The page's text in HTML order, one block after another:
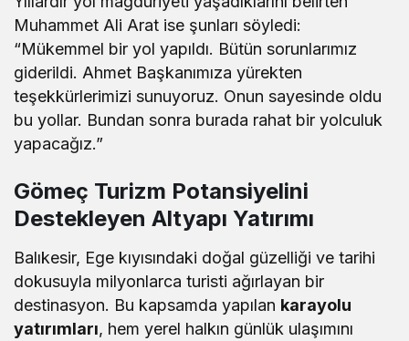
Muhammet Ali Arat ise şunları söyledi:
“Mükemmel bir yol yapıldı. Bütün sorunlarımız
giderildi. Ahmet Başkanımıza yürekten
teşekkürlerimizi sunuyoruz. Onun sayesinde oldu
bu yollar. Bundan sonra burada rahat bir yolculuk
yapacağız.”
Gömeç Turizm Potansiyelini
Destekleyen Altyapı Yatırımı
Balıkesir, Ege kıyısındaki doğal güzelliği ve tarihi
dokusuyla milyonlarca turisti ağırlayan bir
destinasyon. Bu kapsamda yapılan karayolu
yatırımları, hem yerel halkın günlük ulaşımını